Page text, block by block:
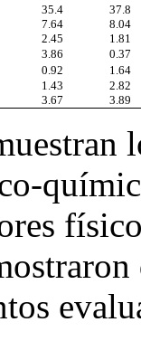
35.4
37.8
7.64
8.04
2.45
1.81
3.86
0.37
0.92
1.64
1.43
2.82
3.67 3.89